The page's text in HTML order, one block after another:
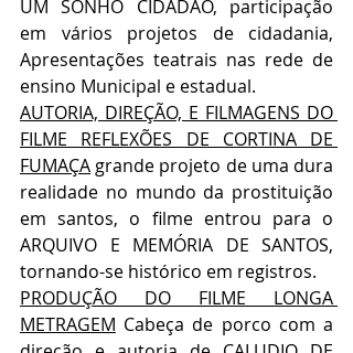
UM SONHO CIDADÃO, participação
em vários projetos de cidadania,
Apresentações teatrais nas rede de
ensino Municipal e estadual.
AUTORIA, DIREÇÃO, E FILMAGENS DO
FILME REFLEXÕES DE CORTINA DE
FUMAÇA grande projeto de uma dura
realidade no mundo da prostituição
em santos, o filme entrou para o
ARQUIVO E MEMÓRIA DE SANTOS,
tornando-se histórico em registros.
PRODUÇÃO DO FILME LONGA
METRAGEM Cabeça de porco com a